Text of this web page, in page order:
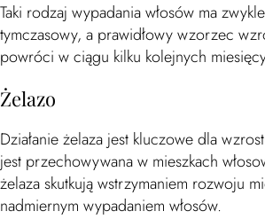
Taki rodzaj wypadania włosów ma
tymczasowy, a prawidłowy wzorzec
powróci w ciągu kilku kolejnych
Żelazo
Działanie żelaza jest kluczowe dla
jest przechowywana w mieszkach
żelaza skutkują wstrzymaniem rozwoju
nadmiernym wypadaniem włosów.